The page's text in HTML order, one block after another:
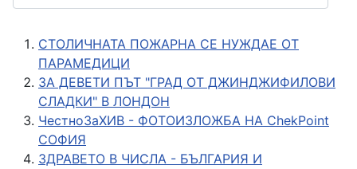
СТОЛИЧНАТА ПОЖАРНА СЕ НУЖДАЕ ОТ
ПАРАМЕДИЦИ
ЗА ДЕВЕТИ ПЪТ "ГРАД ОТ ДЖИНДЖИФИЛОВИ
СЛАДКИ" В ЛОНДОН
ЧестноЗаХИВ - ФОТОИЗЛОЖБА НА ChekPoint
СОФИЯ
ЗДРАВЕТО В ЧИСЛА - БЪЛГАРИЯ И